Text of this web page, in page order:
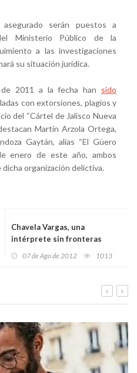
serán puestos a
Ministerio Público de la
a las investigaciones
su situación jurídica.
2011 a la fecha han sido
con extorsiones, plagios y
del “Cártel de Jalisco Nueva
Martín Arzola Ortega,
Gaytán, alias “El Güero
enero de este año, ambos
organización delictiva.
Chavela Vargas, una
intérprete sin fronteras
07 de Ago de 2012 1013